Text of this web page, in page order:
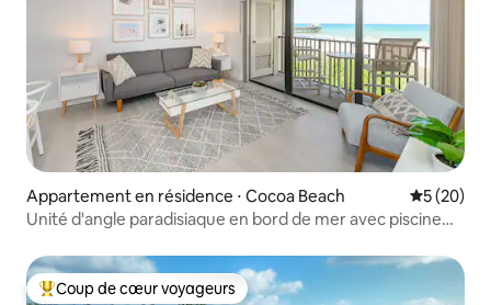
Appartement en résidence ⋅ Cocoa Beach
5 (20)
Unité d'angle paradisiaque en bord de mer avec piscine
Coups de cœur voyageurs les plus appréciés
Coup de cœur voyageurs